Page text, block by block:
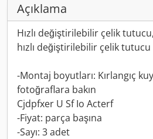
Açıklama
Hızlı değiştirilebilir çelik
hızlı değiştirilebilir çelik tutucu
-Montaj boyutları: Kırlangıç
fotoğraflara bakın
Cjdpfxer U Sf Io Acterf
-Fiyat: parça başına
-Sayı: 3 adet